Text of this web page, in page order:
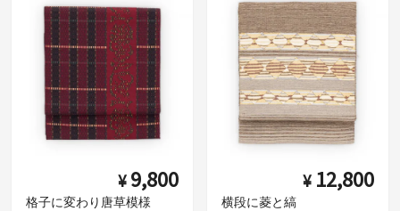
¥ 9,800
格子に変わり唐草模様
¥ 12,800
横段に菱と縞